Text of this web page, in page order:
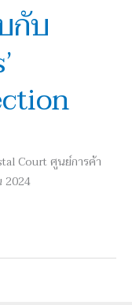
กับ
Court ศูนย์การค้า
2024